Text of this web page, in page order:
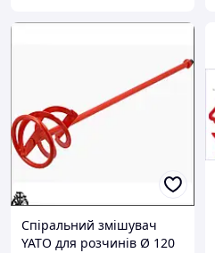
Спіральний змішувач
YATO для розчинів Ø 120